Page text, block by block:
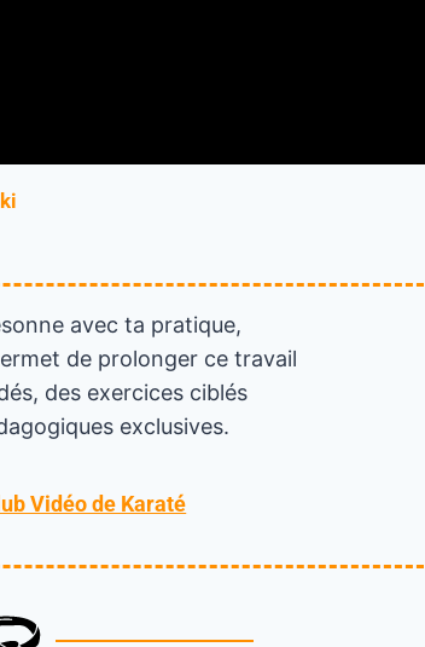
avec ta pratique,
de prolonger ce travail
des exercices ciblés
exclusives.
Vidéo de Karaté